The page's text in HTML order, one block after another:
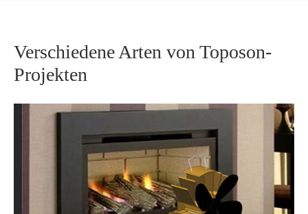
Verschiedene Arten von Toposon-
Projekten